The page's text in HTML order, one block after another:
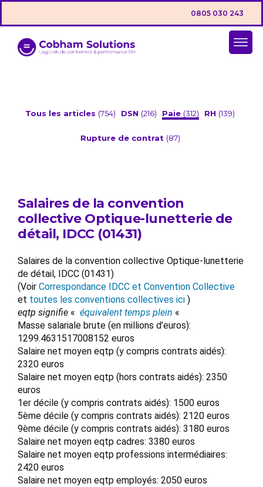
0805 030 243
Tous les articles (754) DSN (216) Paie (312) RH (139)
Rupture de contrat (87)
Salaires de la convention
collective Optique-lunetterie de
détail, IDCC (01431)
Salaires de la convention collective Optique-lunetterie
de détail, IDCC (01431)
(Voir Correspondance IDCC et Convention Collective
et toutes les conventions collectives ici )
eqtp signifie « équivalent temps plein «
Masse salariale brute (en millions d’euros):
1299.4631517008152 euros
Salaire net moyen eqtp (y compris contrats aidés):
2320 euros
Salaire net moyen eqtp (hors contrats aidés): 2350
euros
1er décile (y compris contrats aidés): 1500 euros
5ème décile (y compris contrats aidés): 2120 euros
9ème décile (y compris contrats aidés): 3180 euros
Salaire net moyen eqtp cadres: 3380 euros
Salaire net moyen eqtp professions intermédiaires:
2420 euros
Salaire net moyen eqtp employés: 2050 euros